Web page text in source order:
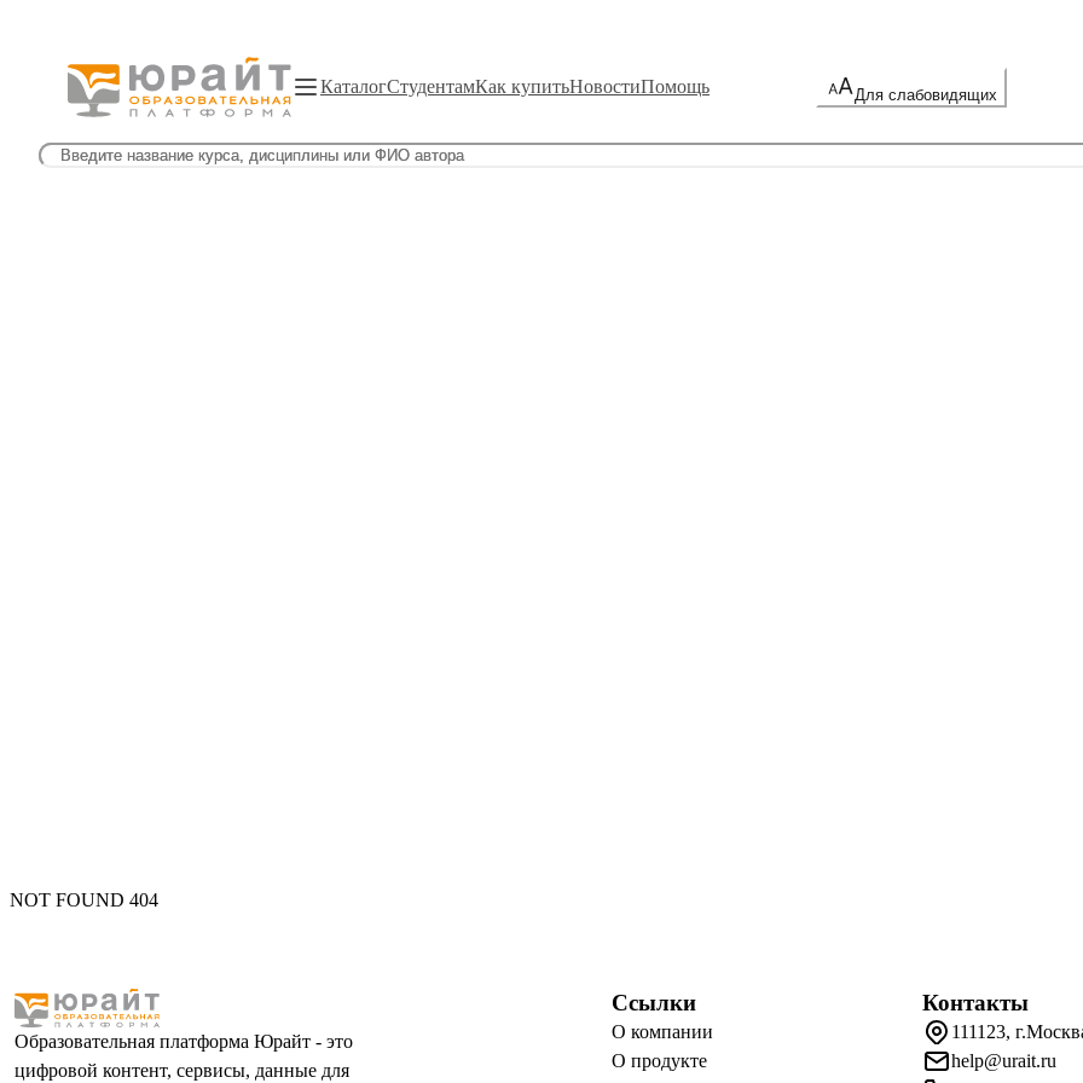
КаталогСтудентамКак купитьНовостиПомощь Для слабовидящих
NOT FOUND 404
Образовательная платформа Юрайт - это
цифровой контент, сервисы, данные для
Ссылки
О компании
О продукте
Контакты
111123,
help@urait.ru